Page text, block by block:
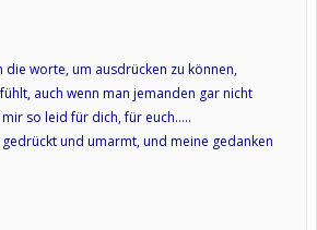
die worte, um ausdrücken zu können,
auch wenn man jemanden gar nicht
so leid für dich, für euch.....
und umarmt, und meine gedanken